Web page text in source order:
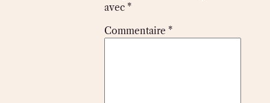
avec *
Commentaire *